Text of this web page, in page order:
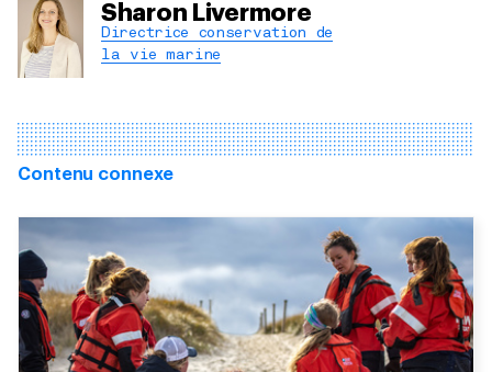
Sharon Livermore
Directrice conservation de
la vie marine
Contenu connexe